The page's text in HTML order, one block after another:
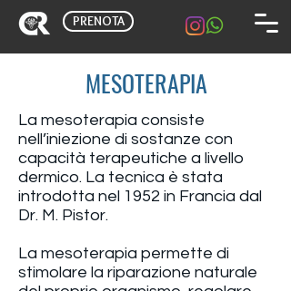
PRENOTA
MESOTERAPIA
La mesoterapia consiste
nell’iniezione di sostanze con
capacità terapeutiche a livello
dermico. La tecnica è stata
introdotta nel 1952 in Francia dal
Dr. M. Pistor.
La mesoterapia permette di
stimolare la riparazione naturale